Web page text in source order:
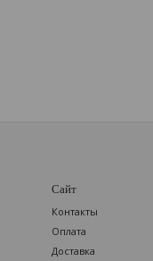
Сайт
Контакты
Оплата
Доставка